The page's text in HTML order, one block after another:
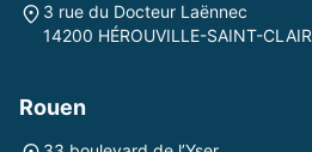
3 rue du Docteur Laënnec
14200 HÉROUVILLE-SAINT-CLAIR
Rouen